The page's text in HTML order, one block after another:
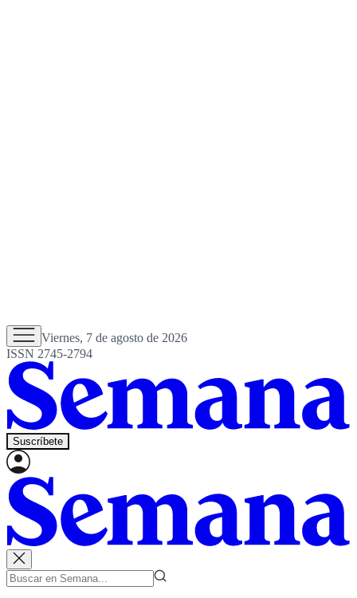
Viernes, 7 de agosto de 2026
ISSN 2745-2794
Suscríbete